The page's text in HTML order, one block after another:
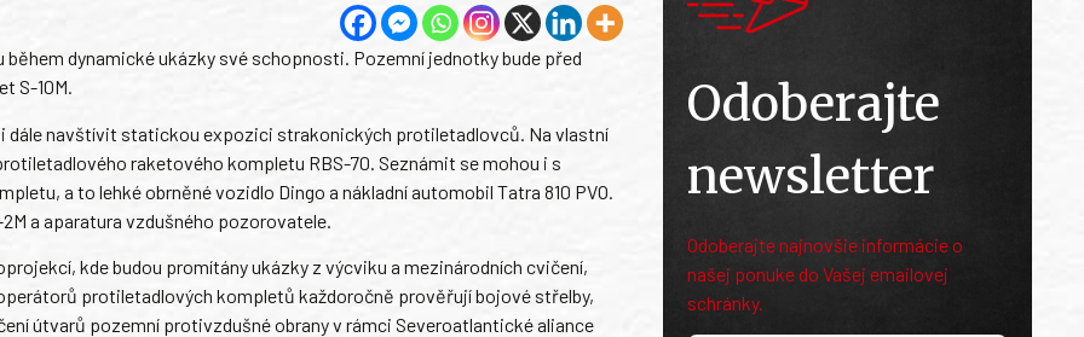
dynamické ukázky své schopnosti. Pozemní jednotky bude před
S-10M.
navštívit statickou expozici strakonických protiletadlovců. Na vlastní
raketového kompletu RBS-70. Seznámit se mohou i s
a to lehké obrněné vozidlo Dingo a nákladní automobil Tatra 810 PVO.
a aparatura vzdušného pozorovatele.
kde budou promítány ukázky z výcviku a mezinárodních cvičení,
protiletadlových kompletů každoročně prověřují bojové střelby,
útvarů pozemní protivzdušné obrany v rámci Severoatlantické aliance
Odoberajte
newsletter
Odoberajte najnovšie informácie o
našej ponuke do Vašej emailovej
schránky.